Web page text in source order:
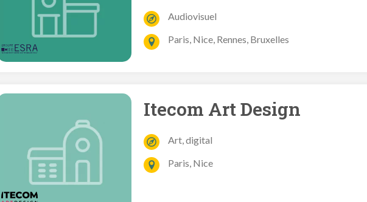
Audiovisuel
Paris, Nice, Rennes, Bruxelles
Itecom Art Design
Art, digital
Paris, Nice